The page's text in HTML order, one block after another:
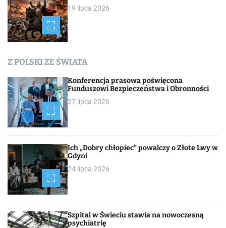
19 lipca 2026
Z POLSKI ZE ŚWIATA
Konferencja prasowa poświęcona
Funduszowi Bezpieczeństwa i Obronności
27 lipca 2026
Ich „Dobry chłopiec” powalczy o Złote Lwy w
Gdyni
24 lipca 2026
Szpital w Świeciu stawia na nowoczesną
psychiatrię